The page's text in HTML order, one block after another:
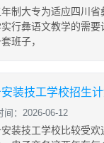
制大专为适应四川
行彝语文教学的需
班子，
装技工学校招生计
间：2026-06-12
装技工学校比较受